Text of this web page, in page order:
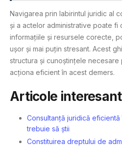
Navigarea prin labirintul juridic al
și a actelor administrative poate fi
informațiile și resursele corecte,
ușor și mai puțin stresant. Acest
structura și cunoștințele necesare
acționa eficient în acest demers.
Articole
Consultanță juridică eficientă
trebuie să știi
Constituirea dreptului de